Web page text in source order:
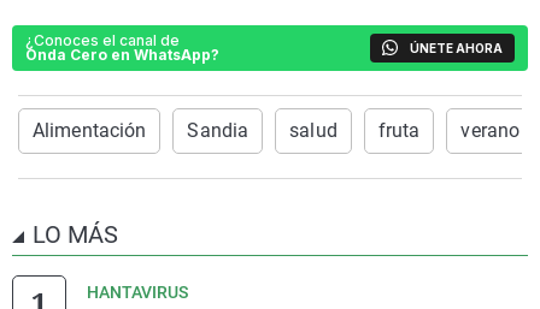
¿Conoces el canal de
Onda Cero en WhatsApp?
ÚNETE AHORA
Alimentación Sandia salud fruta verano
LO MÁS
HANTAVIRUS